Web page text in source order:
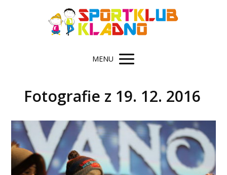
MENU
Fotografie z 19. 12. 2016